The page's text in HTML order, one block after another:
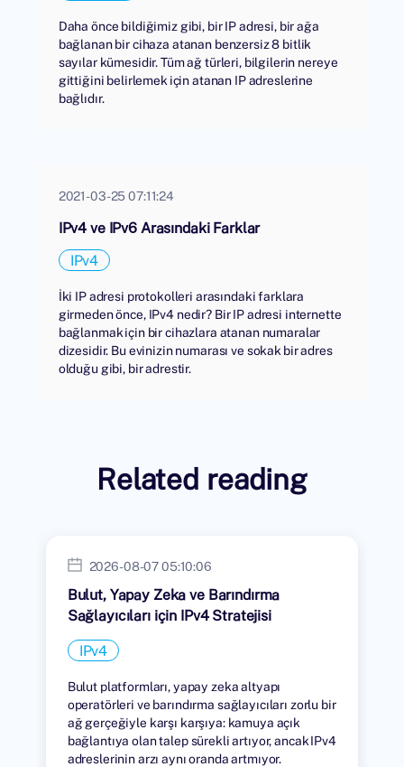
Daha önce bildiğimiz gibi, bir IP adresi, bir ağa
bağlanan bir cihaza atanan benzersiz 8 bitlik
sayılar kümesidir. Tüm ağ türleri, bilgilerin nereye
gittiğini belirlemek için atanan IP adreslerine
bağlıdır.
2021-03-25 07:11:24
IPv4 ve IPv6 Arasındaki Farklar
IPv4
İki IP adresi protokolleri arasındaki farklara
girmeden önce, IPv4 nedir? Bir IP adresi internette
bağlanmak için bir cihazlara atanan numaralar
dizesidir. Bu evinizin numarası ve sokak bir adres
olduğu gibi, bir adrestir.
Related reading
2026-08-07 05:10:06
Bulut, Yapay Zeka ve Barındırma
Sağlayıcıları için IPv4 Stratejisi
IPv4
Bulut platformları, yapay zeka altyapı
operatörleri ve barındırma sağlayıcıları zorlu bir
ağ gerçeğiyle karşı karşıya: kamuya açık
bağlantıya olan talep sürekli artıyor, ancak IPv4
adreslerinin arzı aynı oranda artmıyor.